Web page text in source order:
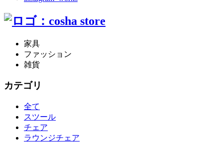
家具
ファッション
雑貨
カテゴリ
全て
スツール
チェア
ラウンジチェア